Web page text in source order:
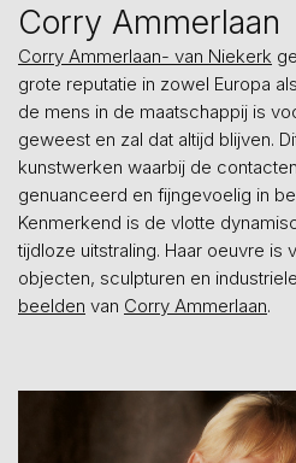
Corry Ammerlaan
Corry Ammerlaan- van Niekerk
grote reputatie in zowel Europa
de mens in de maatschappij is
geweest en zal dat altijd blijven.
kunstwerken waarbij de
genuanceerd en fijngevoelig in
Kenmerkend is de vlotte
tijdloze uitstraling. Haar oeuvre is
objecten, sculpturen en
beelden van Corry Ammerlaan.